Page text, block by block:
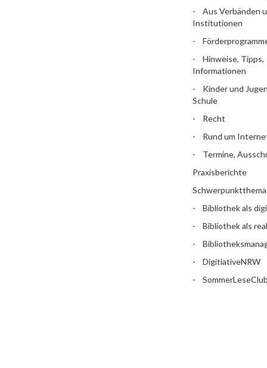
Aus Verbänden
Institutionen
Hinweise, Tipps,
Informationen
Kinder und
Schule
Recht
Rund um
Termine,
Praxisberichte
Schwerpunktthema
Bibliothek als
Bibliothek als
DigitiativeNRW